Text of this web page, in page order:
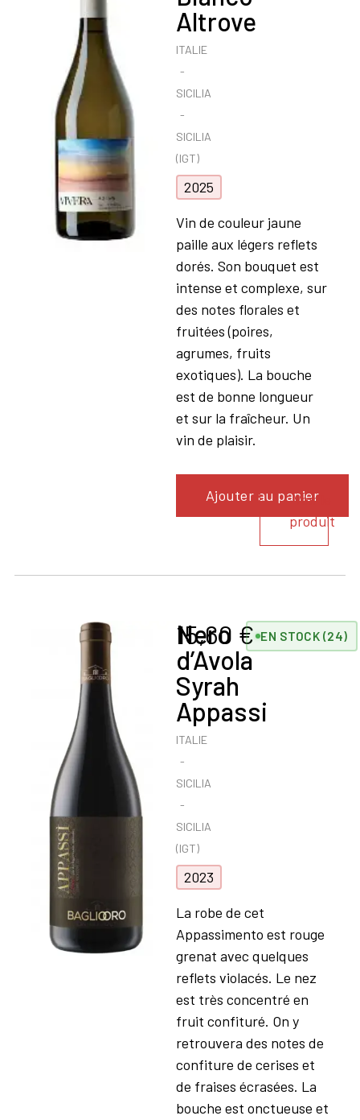
Altrove
ITALIE
SICILIA
SICILIA
(IGT)
2025
Vin de couleur jaune
paille aux légers reflets
dorés. Son bouquet est
intense et complexe, sur
des notes florales et
fruitées (poires,
agrumes, fruits
exotiques). La bouche
est de bonne longueur
et sur la fraîcheur. Un
vin de plaisir.
Ajouter au panier
Voir le
produit
Nero
d’Avola
Syrah
Appassi
ITALIE
SICILIA
SICILIA
(IGT)
2023
15,60 € EN STOCK (24)
La robe de cet
Appassimento est rouge
grenat avec quelques
reflets violacés. Le nez
est très concentré en
fruit confituré. On y
retrouvera des notes de
confiture de cerises et
de fraises écrasées. La
bouche est onctueuse et